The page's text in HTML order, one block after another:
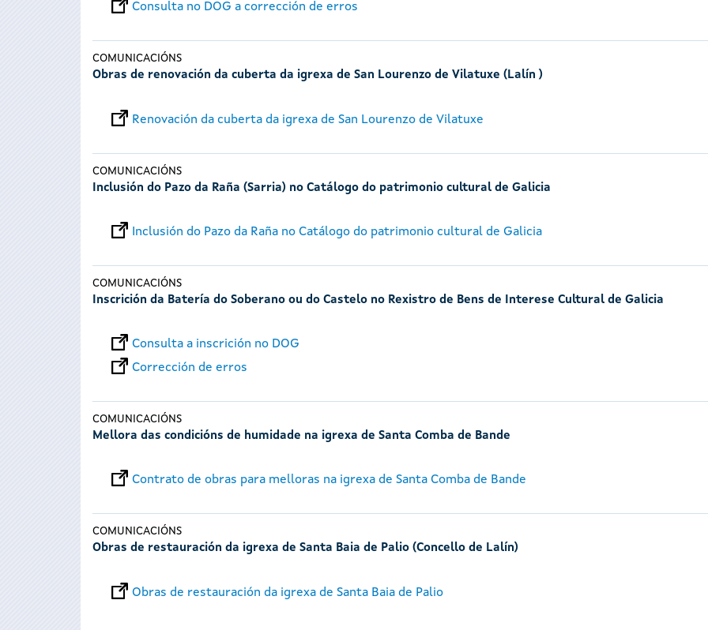
Consulta no DOG a corrección de erros
COMUNICACIÓNS
Obras de renovación da cuberta da igrexa de San Lourenzo de Vilatuxe (Lalín )
Renovación da cuberta da igrexa de San Lourenzo de Vilatuxe
COMUNICACIÓNS
Inclusión do Pazo da Raña (Sarria) no Catálogo do patrimonio cultural de Galicia
Inclusión do Pazo da Raña no Catálogo do patrimonio cultural de Galicia
COMUNICACIÓNS
Inscrición da Batería do Soberano ou do Castelo no Rexistro de Bens de Interese Cultural de Galicia
Consulta a inscrición no DOG
Corrección de erros
COMUNICACIÓNS
Mellora das condicións de humidade na igrexa de Santa Comba de Bande
Contrato de obras para melloras na igrexa de Santa Comba de Bande
COMUNICACIÓNS
Obras de restauración da igrexa de Santa Baia de Palio (Concello de Lalín)
Obras de restauración da igrexa de Santa Baia de Palio